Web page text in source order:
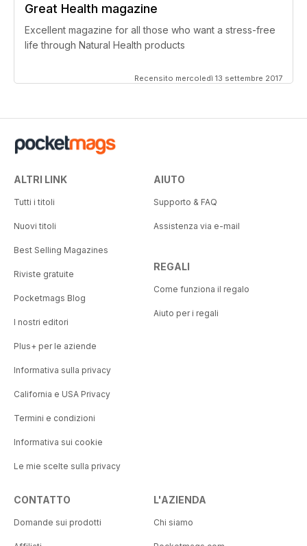
Great Health magazine
Excellent magazine for all those who want a stress-free
life through Natural Health products
Recensito mercoledì 13 settembre 2017
ALTRI LINK
Tutti i titoli
Nuovi titoli
Best Selling Magazines
Riviste gratuite
Pocketmags Blog
I nostri editori
Plus+ per le aziende
Informativa sulla privacy
California e USA Privacy
Termini e condizioni
Informativa sui cookie
Le mie scelte sulla privacy
AIUTO
Supporto & FAQ
Assistenza via e-mail
REGALI
Come funziona il regalo
Aiuto per i regali
CONTATTO
Domande sui prodotti
L'AZIENDA
Chi siamo